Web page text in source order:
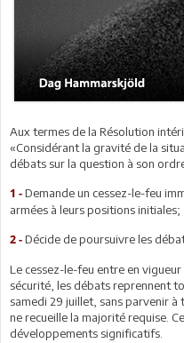
Aux termes de la Résolution
«Considérant la gravité de la
débats sur la question à son
1 - Demande un cessez-le-feu
armées à leurs positions initiales;
2 - Décide de poursuivre les
Le cessez-le-feu entre en
sécurité, les débats reprennent
samedi 29 juillet, sans parvenir
ne recueille la majorité requise.
développements significatifs.